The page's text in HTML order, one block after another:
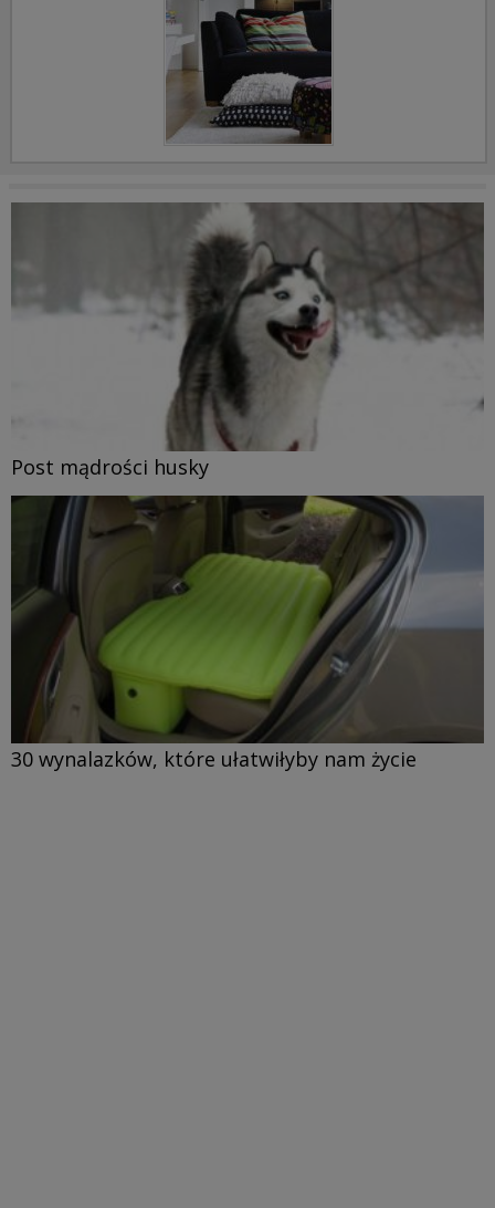
Post mądrości husky
30 wynalazków, które ułatwiłyby nam życie